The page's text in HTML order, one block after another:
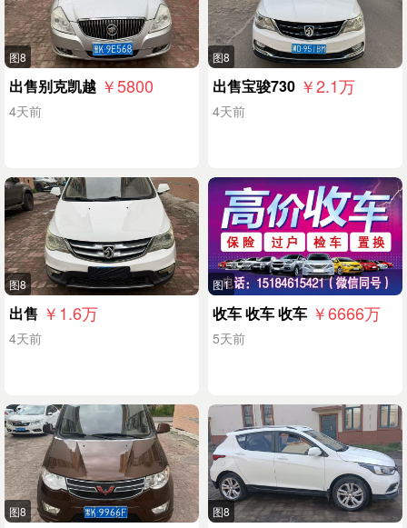
图8
出售别克凯越 ￥5800
4天前
图8
出售宝骏730 ￥2.1万
4天前
图8
出售 ￥1.6万
4天前
图1
收车 收车 收车 ￥6666万
5天前
图8 图8